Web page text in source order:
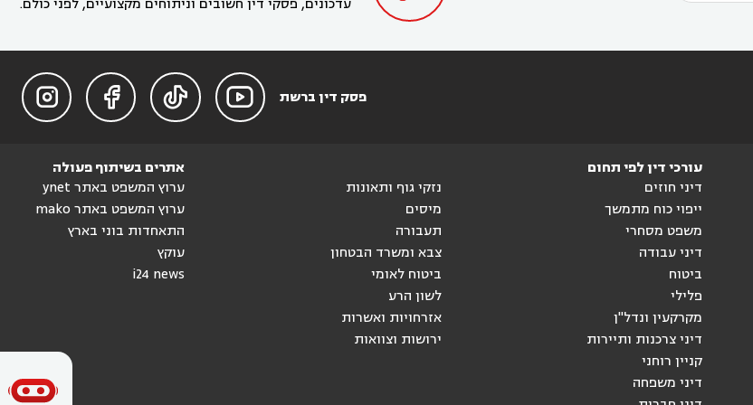
פסק דין ברשת 



עורכי דין לפי תחום
דיני חוזים
ייפוי כוח מתמשך
משפט מסחרי
דיני עבודה
ביטוח
פלילי
מקרקעין ונדל"ן
דיני צרכנות ותיירות
קניין רוחני
דיני משפחה
נזקי גוף ותאונות
מיסים
תעבורה
צבא ומשרד הבטחון
ביטוח לאומי
לשון הרע
אזרחויות ואשרות
ירושות וצוואות
אתרים בשיתוף פעולה
ערוץ המשפט באתר ynet
ערוץ המשפט באתר mako
התאחדות בוני בארץ
עוקץ
i24 news